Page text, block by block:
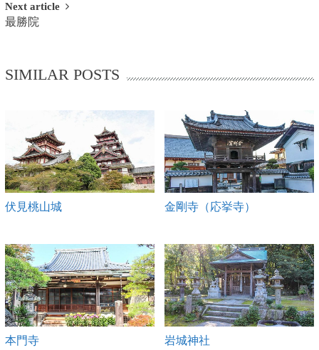
Next article
最勝院
SIMILAR POSTS
伏見桃山城 金剛寺（応挙寺）
本門寺 岩城神社